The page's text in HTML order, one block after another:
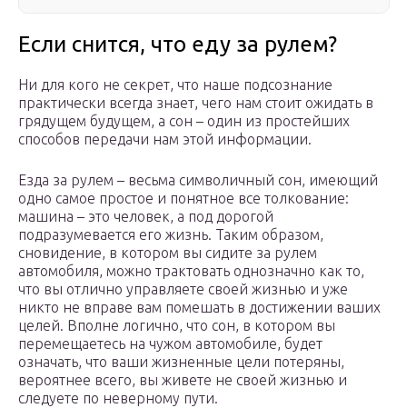
Если снится, что еду за рулем?
Ни для кого не секрет, что наше подсознание
практически всегда знает, чего нам стоит ожидать в
грядущем будущем, а сон – один из простейших
способов передачи нам этой информации.
Езда за рулем – весьма символичный сон, имеющий
одно самое простое и понятное все толкование:
машина – это человек, а под дорогой
подразумевается его жизнь. Таким образом,
сновидение, в котором вы сидите за рулем
автомобиля, можно трактовать однозначно как то,
что вы отлично управляете своей жизнью и уже
никто не вправе вам помешать в достижении ваших
целей. Вполне логично, что сон, в котором вы
перемещаетесь на чужом автомобиле, будет
означать, что ваши жизненные цели потеряны,
вероятнее всего, вы живете не своей жизнью и
следуете по неверному пути.